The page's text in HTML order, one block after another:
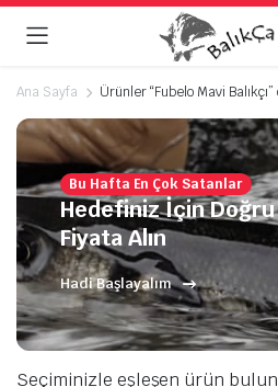
Ana Sayfa Ürünler “Fubelo Mavi
Bu Hafta En Çok Satanlar
Hedefiniz İçin
Fiyata Alın
Hadi Başlayalım
Seçiminizle eşleşen ürün